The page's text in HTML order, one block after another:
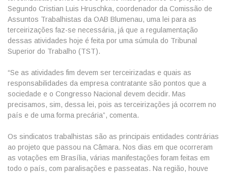
Segundo Cristian Luis Hruschka, coordenador da Comissão de
Assuntos Trabalhistas da OAB Blumenau, uma lei para as
terceirizações faz-se necessária, já que a regulamentação
dessas atividades hoje é feita por uma súmula do Tribunal
Superior do Trabalho (TST).
“Se as atividades fim devem ser terceirizadas e quais as
responsabilidades da empresa contratante são pontos que a
sociedade e o Congresso Nacional devem decidir. Mas
precisamos, sim, dessa lei, pois as terceirizações já ocorrem no
país e de uma forma precária”, comenta.
Os sindicatos trabalhistas são as principais entidades contrárias
ao projeto que passou na Câmara. Nos dias em que ocorreram
as votações em Brasília, várias manifestações foram feitas em
todo o país, com paralisações e passeatas. Na região, houve